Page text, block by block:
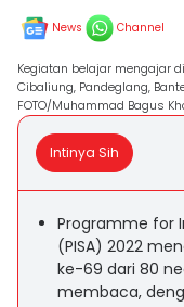
News Channel
Kegiatan belajar mengajar
Cibaliung, Pandeglang,
FOTO/Muhammad Bagus
Intinya Sih
Programme for
(PISA) 2022
ke-69 dari 80
membaca,